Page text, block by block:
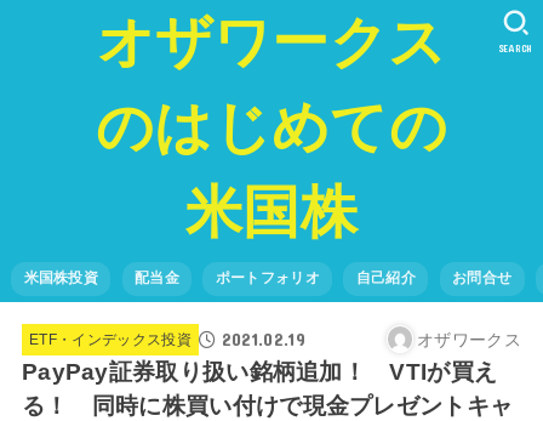
オザワークス
のはじめての
米国株
米国株投資 配当金 ポートフォリオ 自己紹介 お問合せ
SEARCH
ETF・インデックス投資 2021.02.19 オザワークス
PayPay証券取り扱い銘柄追加！ VTIが買え
る！ 同時に株買い付けで現金プレゼントキャ